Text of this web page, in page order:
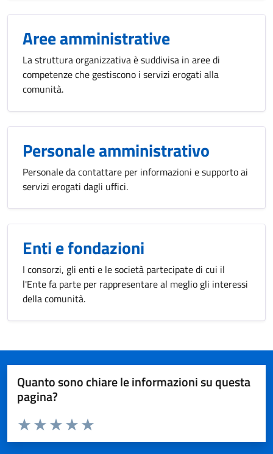
Aree amministrative
La struttura organizzativa è suddivisa in aree di
competenze che gestiscono i servizi erogati alla
comunità.
Personale amministrativo
Personale da contattare per informazioni e supporto ai
servizi erogati dagli uffici.
Enti e fondazioni
I consorzi, gli enti e le società partecipate di cui il
l'Ente fa parte per rappresentare al meglio gli interessi
della comunità.
Quanto sono chiare le informazioni su questa
pagina?
Valuta da 1 a 5 stelle la pagina
Valuta 5 stelle su 5
Valuta 4 stelle su 5
Valuta 3 stelle su 5
Valuta 2 stelle su 5
Valuta 1 stelle su 5